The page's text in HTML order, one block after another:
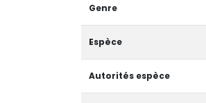
Genre
Espèce
Autorités espèce